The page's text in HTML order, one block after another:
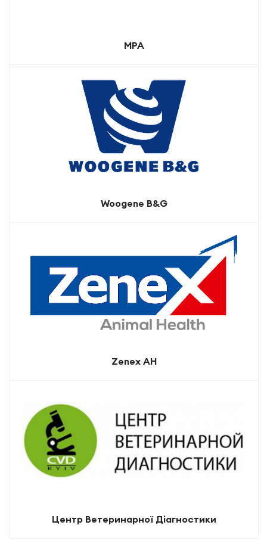
MPA
Woogene B&G
Zenex AH
Центр Ветеринарної Діагностики